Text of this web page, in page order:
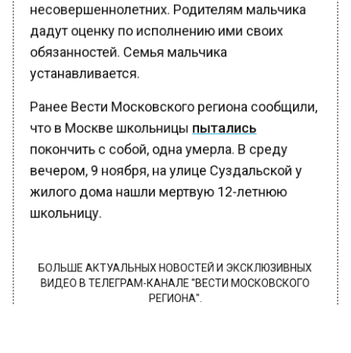
несовершеннолетних. Родителям мальчика
дадут оценку по исполнению ими своих
обязанностей. Семья мальчика
устанавливается.
Ранее Вести Московского региона сообщили,
что в Москве школьницыпытались
покончить с собой, одна умерла. В среду
вечером, 9 ноября, на улице Суздальской у
жилого дома нашли мертвую 12-летнюю
школьницу.
БОЛЬШЕ АКТУАЛЬНЫХ НОВОСТЕЙ И ЭКСКЛЮЗИВНЫХ
ВИДЕО В ТЕЛЕГРАМ-КАНАЛЕ "ВЕСТИ МОСКОВСКОГО